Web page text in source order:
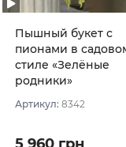
Пышный букет с
пионами в
стиле «Зелёные
родники»
Артикул: 8342